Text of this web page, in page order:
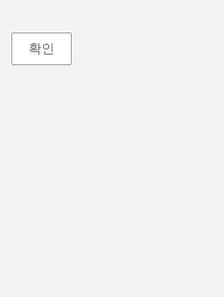
확인